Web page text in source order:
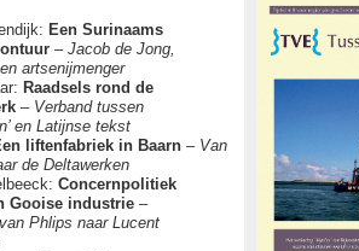
Een Surinaams
– Jacob de Jong,
artsenijmenger
Raadsels rond de
– Verband tussen
en Latijnse tekst
liftenfabriek in Baarn– Van
de Deltawerken
Concernpolitiek
Gooise industrie –
Phlips naar Lucent